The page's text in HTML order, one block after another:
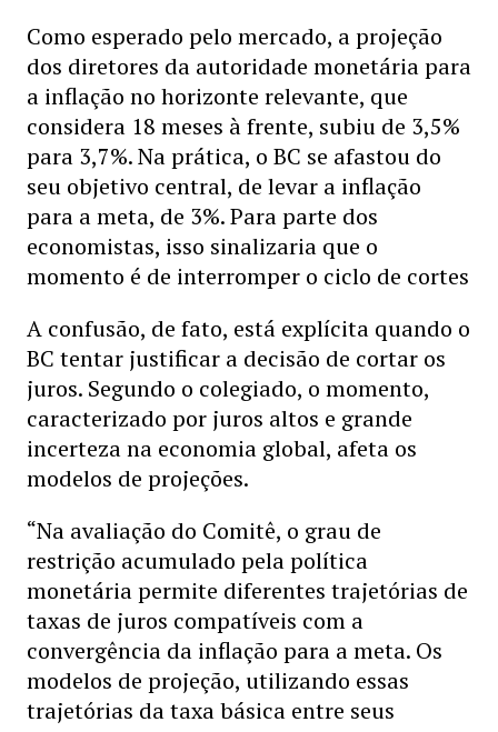
Como esperado pelo mercado, a projeção
dos diretores da autoridade monetária para
a inflação no horizonte relevante, que
considera 18 meses à frente, subiu de 3,5%
para 3,7%. Na prática, o BC se afastou do
seu objetivo central, de levar a inflação
para a meta, de 3%. Para parte dos
economistas, isso sinalizaria que o
momento é de interromper o ciclo de cortes
A confusão, de fato, está explícita quando o
BC tentar justificar a decisão de cortar os
juros. Segundo o colegiado, o momento,
caracterizado por juros altos e grande
incerteza na economia global, afeta os
modelos de projeções.
“Na avaliação do Comitê, o grau de
restrição acumulado pela política
monetária permite diferentes trajetórias de
taxas de juros compatíveis com a
convergência da inflação para a meta. Os
modelos de projeção, utilizando essas
trajetórias da taxa básica entre seus